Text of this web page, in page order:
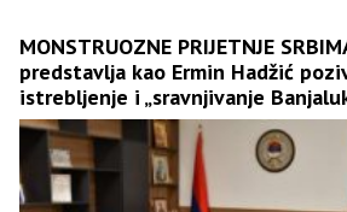
MONSTRUOZNE PRIJETNJE
predstavlja kao Ermin Hadžić
istrebljenje i „sravnjivanje